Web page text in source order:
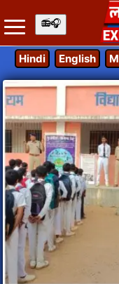
Hindi English